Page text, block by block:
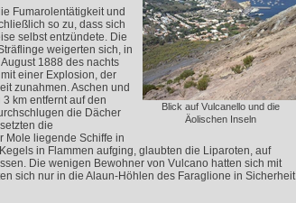
Blick auf Vulcanello und die
Äolischen Inseln
Fumarolentätigkeit und
so zu, dass sich
selbst entzündete. Die
weigerten sich, in
1888 des nachts
einer Explosion, der
zunahmen. Aschen und
km entfernt auf den
die Dächer
die
Mole liegende Schiffe in
in Flammen aufging, glaubten die Liparoten, auf
Die wenigen Bewohner von Vulcano hatten sich mit
sich nur in die Alaun-Höhlen des Faraglione in Sicherheit